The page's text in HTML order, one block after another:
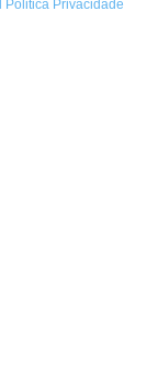
Politica Privacidade